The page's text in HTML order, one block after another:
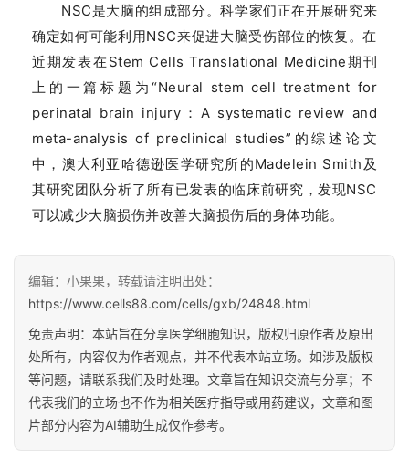
NSC是大脑的组成部分。科学家们正在开展研究来
确定如何可能利用NSC来促进大脑受伤部位的恢复。在
近期发表在Stem Cells Translational Medicine期刊
上的一篇标题为“Neural stem cell treatment for
perinatal brain injury：A systematic review and
meta-analysis of preclinical studies”的综述论文
中，澳大利亚哈德逊医学研究所的Madelein Smith及
其研究团队分析了所有已发表的临床前研究，发现NSC
可以减少大脑损伤并改善大脑损伤后的身体功能。
编辑：小果果，转载请注明出处：
https://www.cells88.com/cells/gxb/24848.html
免责声明：本站旨在分享医学细胞知识，版权归原作者及原出
处所有，内容仅为作者观点，并不代表本站立场。如涉及版权
等问题，请联系我们及时处理。文章旨在知识交流与分享；不
代表我们的立场也不作为相关医疗指导或用药建议，文章和图
片部分内容为AI辅助生成仅作参考。